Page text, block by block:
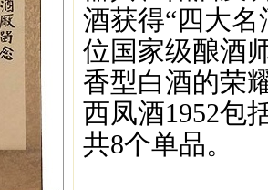
酒获得“四大
位国家级酿酒
香型白酒的荣
西凤酒1952包
共8个单品。